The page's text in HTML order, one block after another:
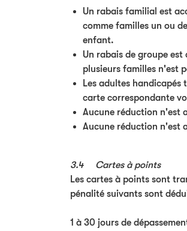
Un rabais familial est
comme familles un ou
enfant.
Un rabais de groupe
plusieurs familles n'est
Les adultes
carte correspondante
Aucune réduction n'est
Aucune réduction n'est
3.4 Cartes à points
Les cartes à points sont
pénalité suivants sont
1 à 30 jours de